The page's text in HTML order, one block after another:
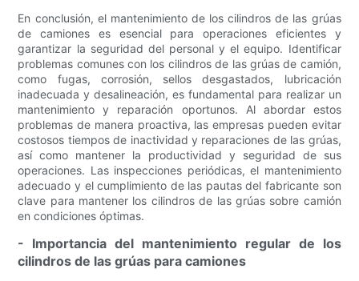
En conclusión, el mantenimiento de los cilindros de las grúas
de camiones es esencial para operaciones eficientes y
garantizar la seguridad del personal y el equipo. Identificar
problemas comunes con los cilindros de las grúas de camión,
como fugas, corrosión, sellos desgastados, lubricación
inadecuada y desalineación, es fundamental para realizar un
mantenimiento y reparación oportunos. Al abordar estos
problemas de manera proactiva, las empresas pueden evitar
costosos tiempos de inactividad y reparaciones de las grúas,
así como mantener la productividad y seguridad de sus
operaciones. Las inspecciones periódicas, el mantenimiento
adecuado y el cumplimiento de las pautas del fabricante son
clave para mantener los cilindros de las grúas sobre camión
en condiciones óptimas.
- Importancia del mantenimiento regular de los
cilindros de las grúas para camiones